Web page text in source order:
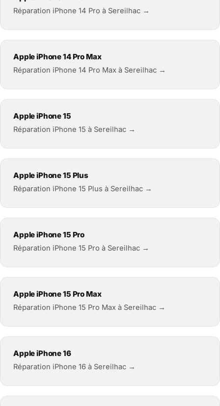
Réparation iPhone 14 Pro à Sereilhac →
Apple iPhone 14 Pro Max
Réparation iPhone 14 Pro Max à Sereilhac →
Apple iPhone 15
Réparation iPhone 15 à Sereilhac →
Apple iPhone 15 Plus
Réparation iPhone 15 Plus à Sereilhac →
Apple iPhone 15 Pro
Réparation iPhone 15 Pro à Sereilhac →
Apple iPhone 15 Pro Max
Réparation iPhone 15 Pro Max à Sereilhac →
Apple iPhone 16
Réparation iPhone 16 à Sereilhac →